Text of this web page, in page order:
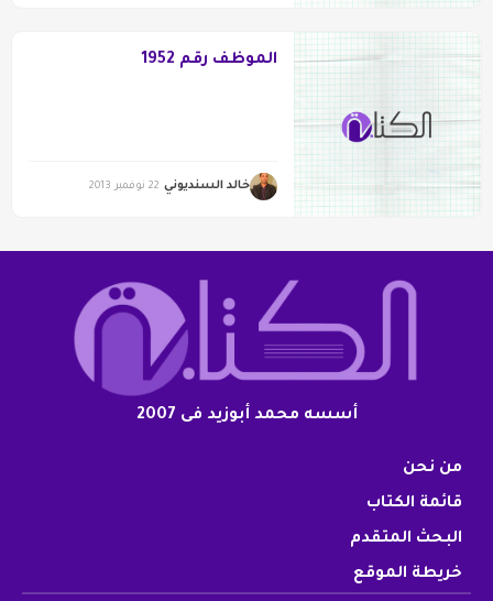
الموظف رقم 1952
خالد السنديوني 22 نوفمبر 2013
أسسه محمد أبوزيد فى 2007
من نحن
قائمة الكتاب
البحث المتقدم
خريطة الموقع